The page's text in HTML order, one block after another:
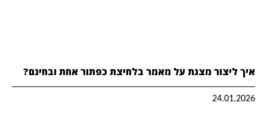
איך ליצור מצגת על מאמר בלחיצת כפתור אחת ובחינם?
24.01.2026